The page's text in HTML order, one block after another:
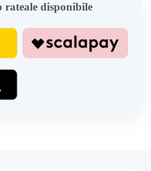
rateale disponibile